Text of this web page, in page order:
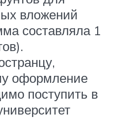
вложений
составляла 1
оформление
поступить в